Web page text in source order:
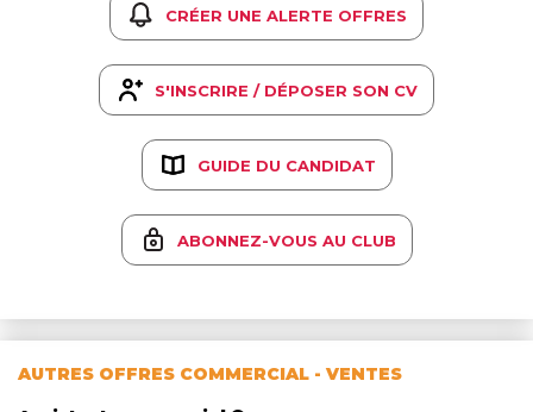
CRÉER UNE ALERTE OFFRES
S'INSCRIRE / DÉPOSER SON CV
GUIDE DU CANDIDAT
ABONNEZ-VOUS AU CLUB
AUTRES OFFRES COMMERCIAL - VENTES